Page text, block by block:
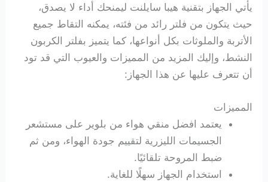
يأتي الجهاز بتقنية هيبا سايلنت ليمنحك أداء لا يصدق،
حيث يتكون من فلتر رائد من فئته، يمكنه التقاط جميع
الأتربة والملوثات بكل أنواعها، كما يتميز بفلتر الكربون
النشط، وإليك المزيد من المميزات والعيوب التي قد تود
أن تتعرف عليها عن هذا الجهاز:
المميزات
يعتمد افضل منقي هواء من بلوير على مستشعر
الجسيمات الليزرية لتقييم جودة الهواء، ومن ثم
ضبط المروحة تلقائيًا.
استخدام الجهاز سهلًا للغاية.